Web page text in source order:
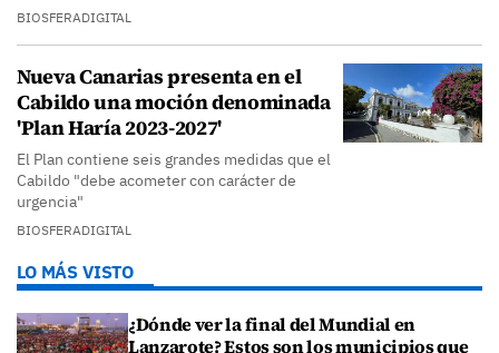
BIOSFERADIGITAL
Nueva Canarias presenta en el
Cabildo una moción denominada
'Plan Haría 2023-2027'
El Plan contiene seis grandes medidas que el
Cabildo "debe acometer con carácter de
urgencia"
BIOSFERADIGITAL
LO MÁS VISTO
¿Dónde ver la final del Mundial en
Lanzarote? Estos son los municipios que